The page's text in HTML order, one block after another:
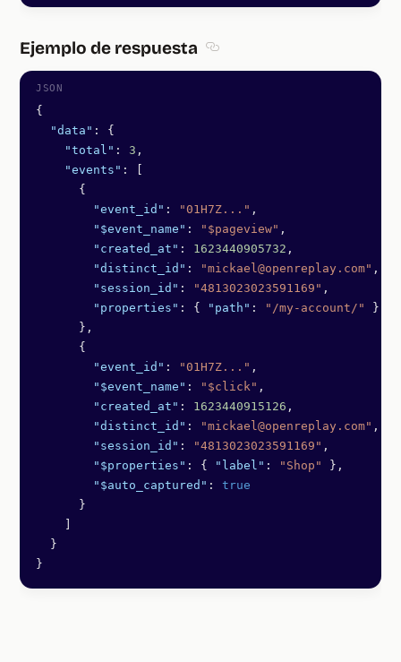
Ejemplo de respuesta
{
  "data"
: {
    "total"
: 3 ,
    "events"
: [
      {
        "event_id"
: "01H7Z..." ,
        "$event_name"
: "$pageview" ,
        "created_at"
: 1623440905732 ,
        "distinct_id"
: "mickael@openreplay.com" ,
        "session_id"
: "4813023023591169" ,
        "properties"
: { "path" : "/my-account/"
}
      },
      {
        "event_id"
: "01H7Z..." ,
        "$event_name"
: "$click" ,
        "created_at"
: 1623440915126 ,
        "distinct_id"
: "mickael@openreplay.com" ,
        "session_id"
: "4813023023591169" ,
        "$properties"
: { "label" : "Shop"
},
        "$auto_captured"
: true
      }
  }
}